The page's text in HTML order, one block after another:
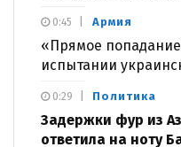
Армия
«Прямое
испытании
0:45
Политика
Задержки фур из
ответила на ноту
0:29